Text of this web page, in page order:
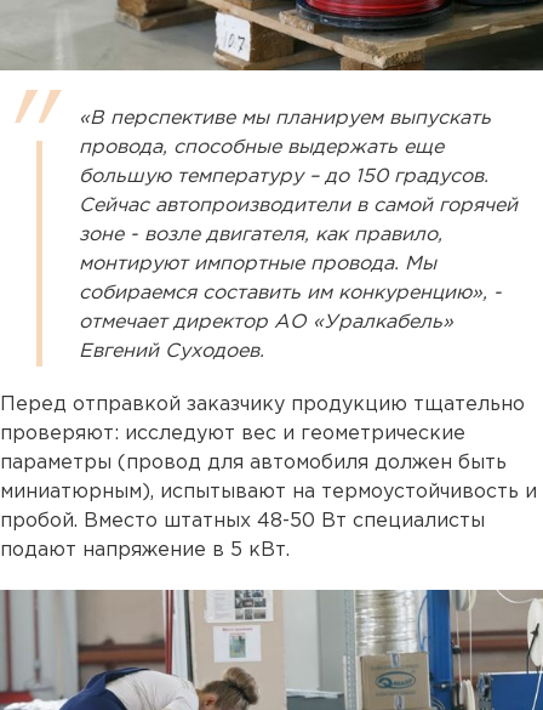
«В перспективе мы планируем выпускать
провода, способные выдержать еще
большую температуру – до 150 градусов.
Сейчас автопроизводители в самой горячей
зоне - возле двигателя, как правило,
монтируют импортные провода. Мы
собираемся составить им конкуренцию», -
отмечает директор АО «Уралкабель»
Евгений Суходоев.
Перед отправкой заказчику продукцию тщательно
проверяют: исследуют вес и геометрические
параметры (провод для автомобиля должен быть
миниатюрным), испытывают на термоустойчивость и
пробой. Вместо штатных 48-50 Вт специалисты
подают напряжение в 5 кВт.